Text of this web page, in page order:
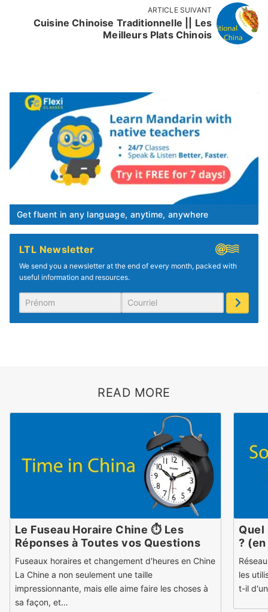
Get fluent in any language, anytime, anywhere
LTL Newsletter
We send you a newsletter at the end of every month, packed with
useful information and resources.
ARTICLE SUIVANT
Cuisine Chinoise Traditionnelle || Les
Meilleurs Plats Chinois
READ MORE
Le Fuseau Horaire Chine ⏱ Les
Réponses à Toutes vos Questions
Fuseaux horaires et changement d'heures en Chine
La Chine a non seulement une taille
impressionnante, mais elle aime faire les choses à
sa façon, et…
Quel
? (en
les
t-il